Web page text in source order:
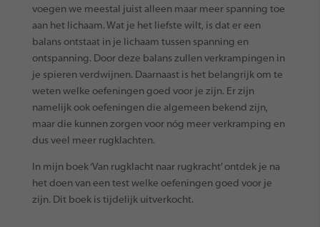
voegen we meestal juist alleen maar meer spanning toe
aan het lichaam. Wat je het liefste wilt, is dat er een
balans ontstaat in je lichaam tussen spanning en
ontspanning. Door deze balans zullen verkrampingen in
je spieren verdwijnen. Daarnaast is het belangrijk om te
weten welke oefeningen goed voor je zijn. Er zijn
namelijk ook oefeningen die algemeen bekend zijn,
maar die kunnen zorgen voor nóg meer verkramping en
dus veel meer rugklachten.
In mijn boek ‘Van rugklacht naar rugkracht’ ontdek je na
het doen van een test welke oefeningen goed voor je
zijn. Dit boek is tijdelijk uitverkocht.